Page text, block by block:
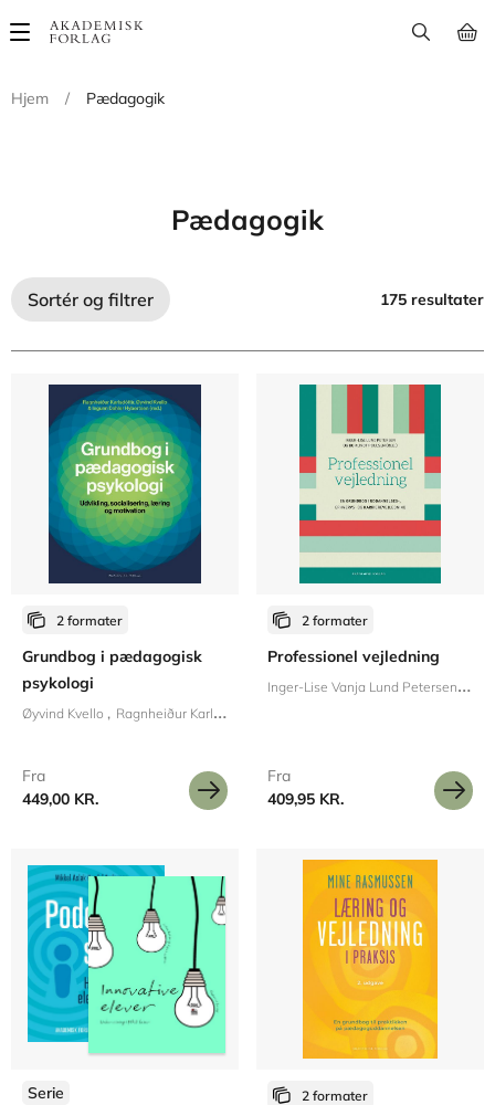
Main
Hjem
/ Pædagogik
Pædagogik
Sortér og filtrer 175 resultater
2 formater
Grundbog i pædagogisk
psykologi
Øyvind Kvello Ragnheiður Karlsdóttir
Fra
449,00 KR.
2 formater
Professionel vejledning
I
nger-Lise Vanja Lund PetersenBo
Fra
409,95 KR.
Serie 2 formater